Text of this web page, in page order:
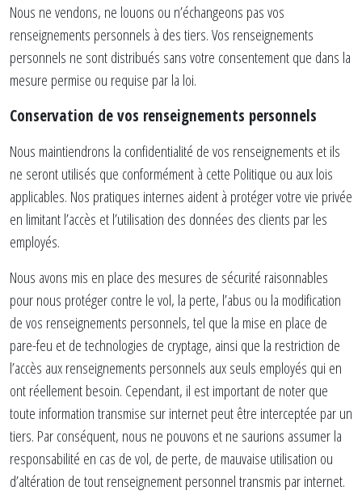
Nous ne vendons, ne louons ou n’échangeons pas vos
renseignements personnels à des tiers. Vos renseignements
personnels ne sont distribués sans votre consentement que dans la
mesure permise ou requise par la loi.
Conservation de vos renseignements personnels
Nous maintiendrons la confidentialité de vos renseignements et ils
ne seront utilisés que conformément à cette Politique ou aux lois
applicables. Nos pratiques internes aident à protéger votre vie privée
en limitant l’accès et l’utilisation des données des clients par les
employés.
Nous avons mis en place des mesures de sécurité raisonnables
pour nous protéger contre le vol, la perte, l’abus ou la modification
de vos renseignements personnels, tel que la mise en place de
pare-feu et de technologies de cryptage, ainsi que la restriction de
l’accès aux renseignements personnels aux seuls employés qui en
ont réellement besoin. Cependant, il est important de noter que
toute information transmise sur internet peut être interceptée par un
tiers. Par conséquent, nous ne pouvons et ne saurions assumer la
responsabilité en cas de vol, de perte, de mauvaise utilisation ou
d’altération de tout renseignement personnel transmis par internet.